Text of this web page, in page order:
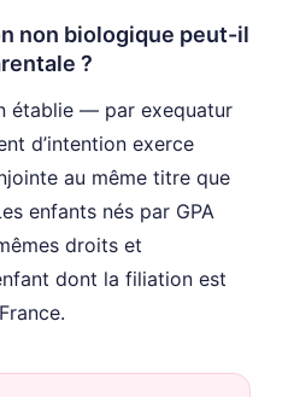
non biologique peut-il
?
établie — par exequatur
d’intention exerce
au même titre que
enfants nés par GPA
droits et
dont la filiation est